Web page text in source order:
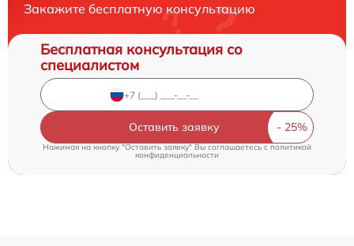
Закажите бесплатную консультацию
Бесплатная консультация со
специалистом
Оставить заявку
Нажимая на кнопку "Оставить заявку" Вы соглашаетесь c политикой
конфиденциальности